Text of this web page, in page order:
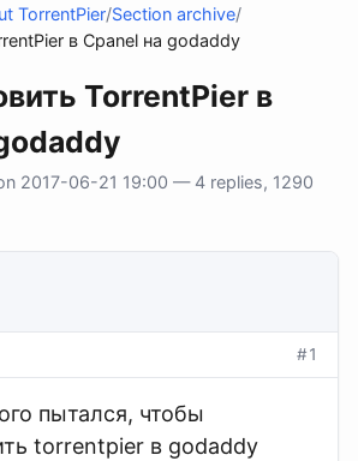
TorrentPier/Section archive/
в Cpanel на godaddy
TorrentPier в
2017-06-21 19:00 — 4 replies, 1290
#1
пытался, чтобы
torrentpier в godaddy